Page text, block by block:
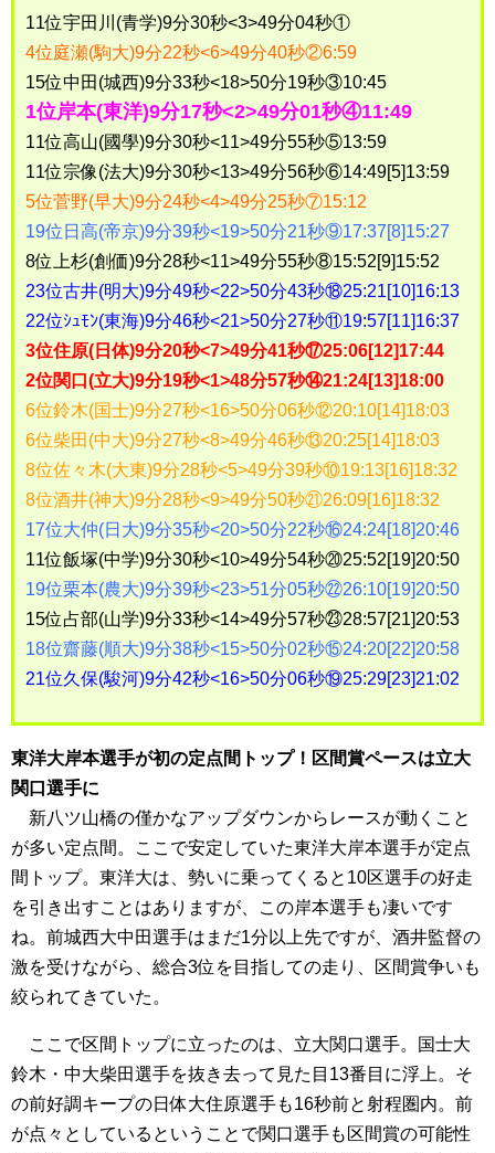
11位宇田川(青学)9分30秒<3>49分04秒①
4位庭瀬(駒大)9分22秒<6>49分40秒②6:59
15位中田(城西)9分33秒<18>50分19秒③10:45
1位岸本(東洋)9分17秒<2>49分01秒④11:49
11位高山(國學)9分30秒<11>49分55秒⑤13:59
11位宗像(法大)9分30秒<13>49分56秒⑥14:49[5]13:59
5位菅野(早大)9分24秒<4>49分25秒⑦15:12
19位日高(帝京)9分39秒<19>50分21秒⑨17:37[8]15:27
8位上杉(創価)9分28秒<11>49分55秒⑧15:52[9]15:52
23位古井(明大)9分49秒<22>50分43秒⑱25:21[10]16:13
22位ｼｭﾓﾝ(東海)9分46秒<21>50分27秒⑪19:57[11]16:37
3位住原(日体)9分20秒<7>49分41秒⑰25:06[12]17:44
2位関口(立大)9分19秒<1>48分57秒⑭21:24[13]18:00
6位鈴木(国士)9分27秒<16>50分06秒⑫20:10[14]18:03
6位柴田(中大)9分27秒<8>49分46秒⑬20:25[14]18:03
8位佐々木(大東)9分28秒<5>49分39秒⑩19:13[16]18:32
8位酒井(神大)9分28秒<9>49分50秒㉑26:09[16]18:32
17位大仲(日大)9分35秒<20>50分22秒⑯24:24[18]20:46
11位飯塚(中学)9分30秒<10>49分54秒⑳25:52[19]20:50
19位栗本(農大)9分39秒<23>51分05秒㉒26:10[19]20:50
15位占部(山学)9分33秒<14>49分57秒㉓28:57[21]20:53
18位齋藤(順大)9分38秒<15>50分02秒⑮24:20[22]20:58
21位久保(駿河)9分42秒<16>50分06秒⑲25:29[23]21:02
東洋大岸本選手が初の定点間トップ！区間賞ペースは立大
関口選手に
新八ツ山橋の僅かなアップダウンからレースが動くこと
が多い定点間。ここで安定していた東洋大岸本選手が定点
間トップ。東洋大は、勢いに乗ってくると10区選手の好走
を引き出すことはありますが、この岸本選手も凄いです
ね。前城西大中田選手はまだ1分以上先ですが、酒井監督の
激を受けながら、総合3位を目指しての走り、区間賞争いも
絞られてきていた。
ここで区間トップに立ったのは、立大関口選手。国士大
鈴木・中大柴田選手を抜き去って見た目13番目に浮上。そ
の前好調キープの日体大住原選手も16秒前と射程圏内。前
が点々としているということで関口選手も区間賞の可能性